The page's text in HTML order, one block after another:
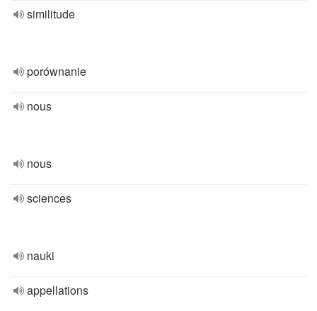
similitude
porównanie
nous
nous
sciences
nauki
appellations